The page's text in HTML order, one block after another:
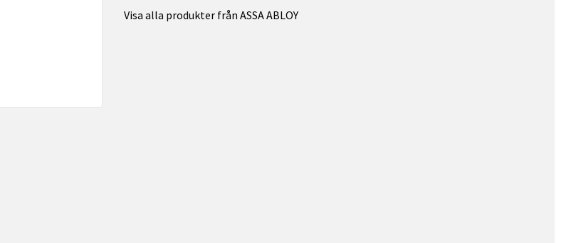
Visa alla produkter från ASSA ABLOY